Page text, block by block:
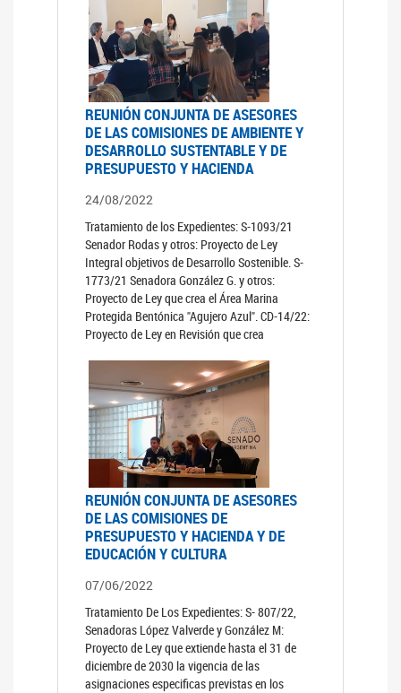
REUNIÓN CONJUNTA DE ASESORES
DE LAS COMISIONES DE AMBIENTE Y
DESARROLLO SUSTENTABLE Y DE
PRESUPUESTO Y HACIENDA
24/08/2022
Tratamiento de los Expedientes: S-1093/21
Senador Rodas y otros: Proyecto de Ley
Integral objetivos de Desarrollo Sostenible. S-
1773/21 Senadora González G. y otros:
Proyecto de Ley que crea el Área Marina
Protegida Bentónica "Agujero Azul". CD-14/22:
Proyecto de Ley en Revisión que crea
REUNIÓN CONJUNTA DE ASESORES
DE LAS COMISIONES DE
PRESUPUESTO Y HACIENDA Y DE
EDUCACIÓN Y CULTURA
07/06/2022
Tratamiento De Los Expedientes: S- 807/22,
Senadoras López Valverde y González M:
Proyecto de Ley que extiende hasta el 31 de
diciembre de 2030 la vigencia de las
asignaciones especificas previstas en los